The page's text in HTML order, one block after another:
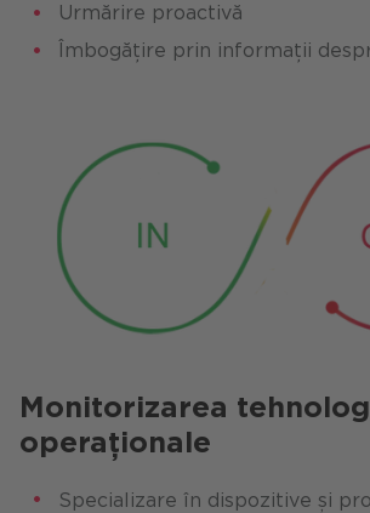
Urmărire proactivă
Îmbogățire prin informații
Monitorizarea
operaționale
Specializare în dispozitive și